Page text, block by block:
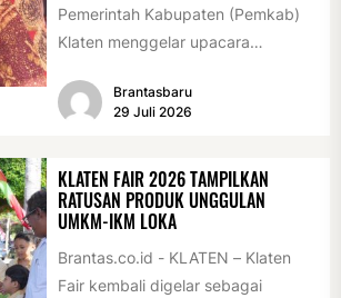
Pemerintah Kabupaten (Pemkab)
Klaten menggelar upacara
di Alun-alun Klaten, Selasa
(28/7/2026)....
Brantasbaru
29 Juli 2026
KLATEN FAIR 2026 TAMPILKAN
RATUSAN PRODUK UNGGULAN
UMKM-IKM LOKA
Brantas.co.id - KLATEN – Klaten
Fair kembali digelar sebagai